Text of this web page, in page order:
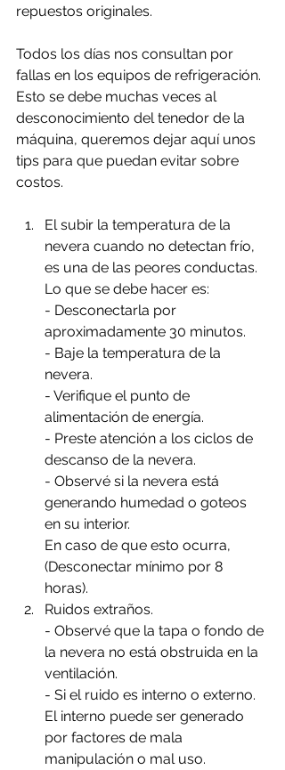
repuestos originales.
Todos los días nos consultan por
fallas en los equipos de refrigeración.
Esto se debe muchas veces al
desconocimiento del tenedor de la
máquina, queremos dejar aquí unos
tips para que puedan evitar sobre
costos.
El subir la temperatura de la
nevera cuando no detectan frío,
es una de las peores conductas.
Lo que se debe hacer es:
- Desconectarla por
aproximadamente 30 minutos.
- Baje la temperatura de la
nevera.
- Verifique el punto de
alimentación de energía.
- Preste atención a los ciclos de
descanso de la nevera.
- Observé si la nevera está
generando humedad o goteos
en su interior.
En caso de que esto ocurra,
(Desconectar mínimo por 8
horas).
Ruidos extraños.
- Observé que la tapa o fondo de
la nevera no está obstruida en la
ventilación.
- Si el ruido es interno o externo.
El interno puede ser generado
por factores de mala
manipulación o mal uso.